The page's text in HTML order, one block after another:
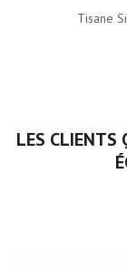
Tisane
LES CLIENTS